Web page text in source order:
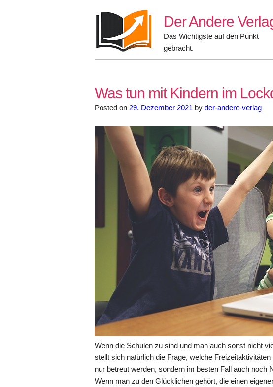
Der Andere
Das Wichtigste auf den Punkt
gebracht.
Was tun mit Kindern im
Posted on 29. Dezember 2021 by der-andere-verlag
Wenn die Schulen zu sind und man auch sonst nicht
stellt sich natürlich die Frage, welche
nur betreut werden, sondern im besten Fall auch noch
Wenn man zu den Glücklichen gehört, die einen